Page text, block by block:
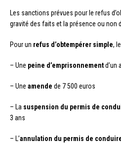
Les sanctions prévues pour le refus
gravité des faits et la présence ou non
Pour un refus d’obtempérer simple,
– Une peine d’emprisonnementd’un
– Une amende de 7 500 euros
– La suspension du permis de
3 ans
– L’annulation du permis de